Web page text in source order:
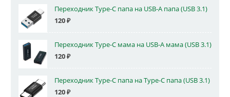
Переходник Type-C папа на USB-A папа (USB 3.1)
120₽
Переходник Type-C мама на USB-A мама (USB 3.1)
120₽
Переходник Type-C папа на Type-C папа (USB 3.1)
120₽